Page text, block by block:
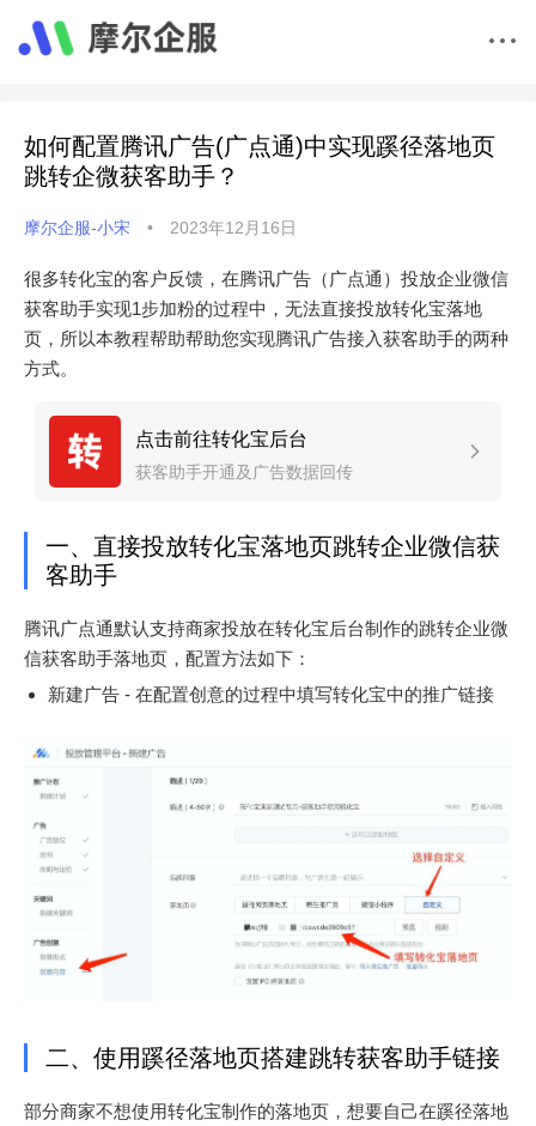
如何配置腾讯广告(广点通)中实现蹊径落地页
跳转企微获客助手？
摩尔企服-小宋 • 2023年12月16日
很多转化宝的客户反馈，在腾讯广告（广点通）投放企业微信
获客助手实现1步加粉的过程中，无法直接投放转化宝落地
页，所以本教程帮助帮助您实现腾讯广告接入获客助手的两种
方式。
点击前往转化宝后台
获客助手开通及广告数据回传
一、直接投放转化宝落地页跳转企业微信获
客助手
腾讯广点通默认支持商家投放在转化宝后台制作的跳转企业微
信获客助手落地页，配置方法如下：
新建广告 - 在配置创意的过程中填写转化宝中的推广链接
二、使用蹊径落地页搭建跳转获客助手链接
部分商家不想使用转化宝制作的落地页，想要自己在蹊径落地